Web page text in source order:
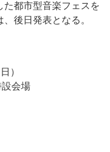
た都市型音楽フェスを
、後日発表となる。
）
会場